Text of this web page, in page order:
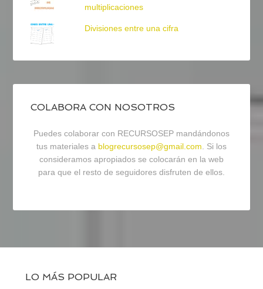
multiplicaciones
Divisiones entre una cifra
COLABORA CON NOSOTROS
Puedes colaborar con RECURSOSEP mandándonos
tus materiales a blogrecursosep@gmail.com. Si los
consideramos apropiados se colocarán en la web
para que el resto de seguidores disfruten de ellos.
LO MÁS POPULAR